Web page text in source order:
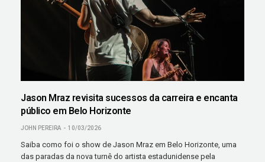
Jason Mraz revisita sucessos da carreira e encanta
público em Belo Horizonte
JOHN PEREIRA 10/03/2026
Saiba como foi o show de Jason Mraz em Belo Horizonte, uma
das paradas da nova turnê do artista estadunidense pela